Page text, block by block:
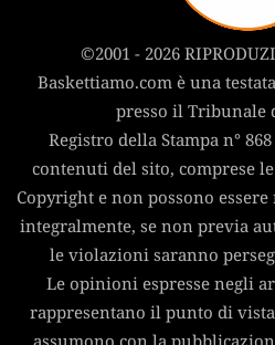
©2001 - 2026
Baskettiamo.com è una
presso il Tribunale
Registro della Stampa n°
contenuti del sito, comprese
Copyright e non possono
integralmente, se non previa
le violazioni saranno
Le opinioni espresse negli
rappresentano il punto di
assumono con la